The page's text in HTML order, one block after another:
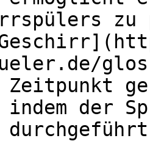
zu
Zeitpunkt
der